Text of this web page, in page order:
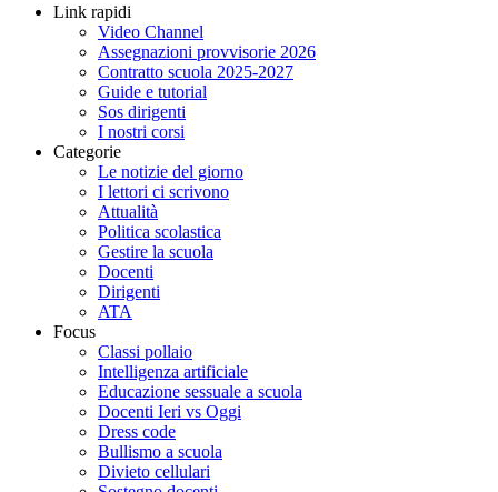
Link rapidi
Video Channel
Assegnazioni provvisorie 2026
Contratto scuola 2025-2027
Guide e tutorial
Sos dirigenti
I nostri corsi
Categorie
Le notizie del giorno
I lettori ci scrivono
Attualità
Politica scolastica
Gestire la scuola
Docenti
Dirigenti
ATA
Focus
Classi pollaio
Intelligenza artificiale
Educazione sessuale a scuola
Docenti Ieri vs Oggi
Dress code
Bullismo a scuola
Divieto cellulari